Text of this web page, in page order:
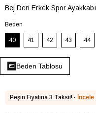
Bej Deri Erkek Spor Ayakkabı
Beden
40 41 42 43 44
Beden Tablosu
Peşin Fiyatına 3 Taksit! · İncele